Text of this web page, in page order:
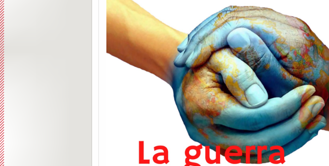
Redemptor Hominis
MASCI
Gruppo accompagnatori battesimali
Corsi prematrimoniali
G.M ” Mons Luigi Santa”
Associazione Incontro
TAXI AMICO – Beato Simone
Gruppo di servizio
Casa famiglia
Gruppo Vincenziano
A.C.L.I
Adozioni a distanza